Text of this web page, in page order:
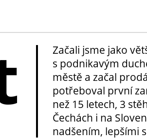
Začali jsme jako
s podnikavým
městě a začal
potřeboval první
než 15 letech, 3
Čechách i na
nadšením, lepšími